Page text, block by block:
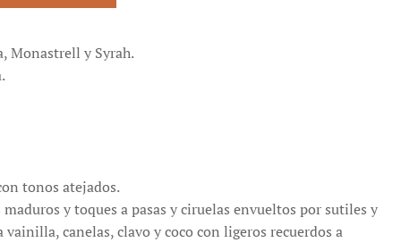
Monastrell y Syrah.
tonos atejados.
y toques a pasas y ciruelas envueltos por sutiles y
canelas, clavo y coco con ligeros recuerdos a